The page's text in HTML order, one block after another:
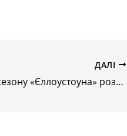
ДАЛІ
Випуск 5 сезону «Єллоустоуна» розчаровує